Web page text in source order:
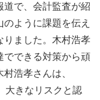
道で、会計監査が紹
ように課題を伝え
りました。木村浩孝
でできる対策から頑
浩孝さんは、
大きなリスクと認